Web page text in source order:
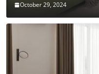
October 29, 2024